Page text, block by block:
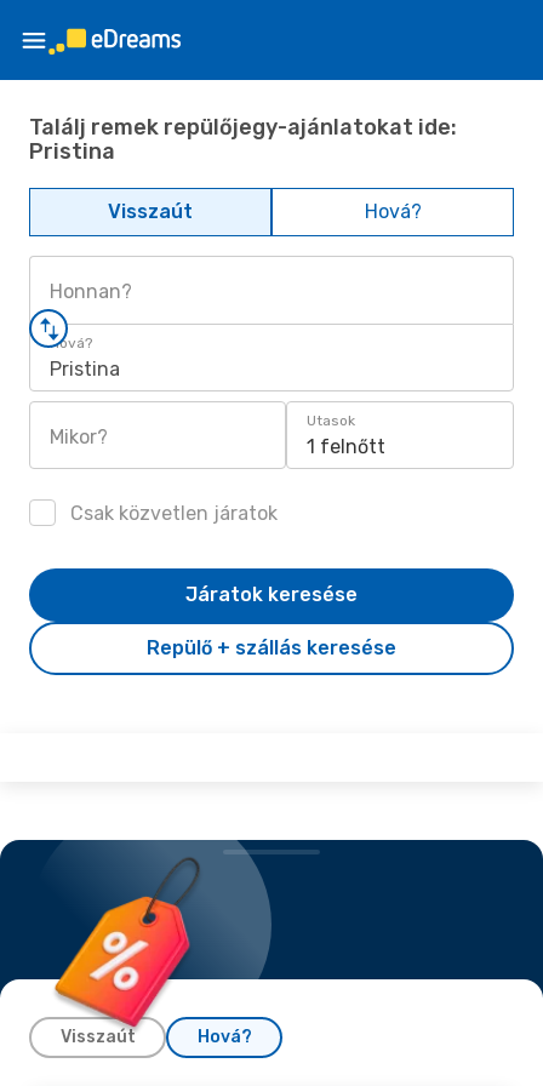
Találj remek repülőjegy-ajánlatokat ide:
Pristina
Visszaút Hová?
Honnan?
Hová?
Pristina
Mikor?
Utasok
1 felnőtt
Csak közvetlen járatok
Repülő + szállás keresése
Járatok keresése
Visszaút Hová?